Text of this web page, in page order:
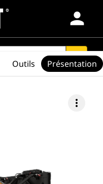
person
search
more_vert
Outils Présentation